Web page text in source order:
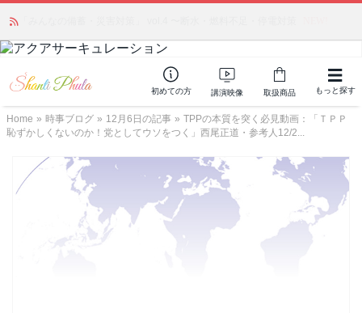
初めての方 講演映像 取扱商品 もっと探す
Home » 時事ブログ » 12月6日の記事 » TPPの本質を突く必見動画：「ＴＰＰ
恥ずかしくないのか！党としてウソをつく」西尾正道・参考人12/2...